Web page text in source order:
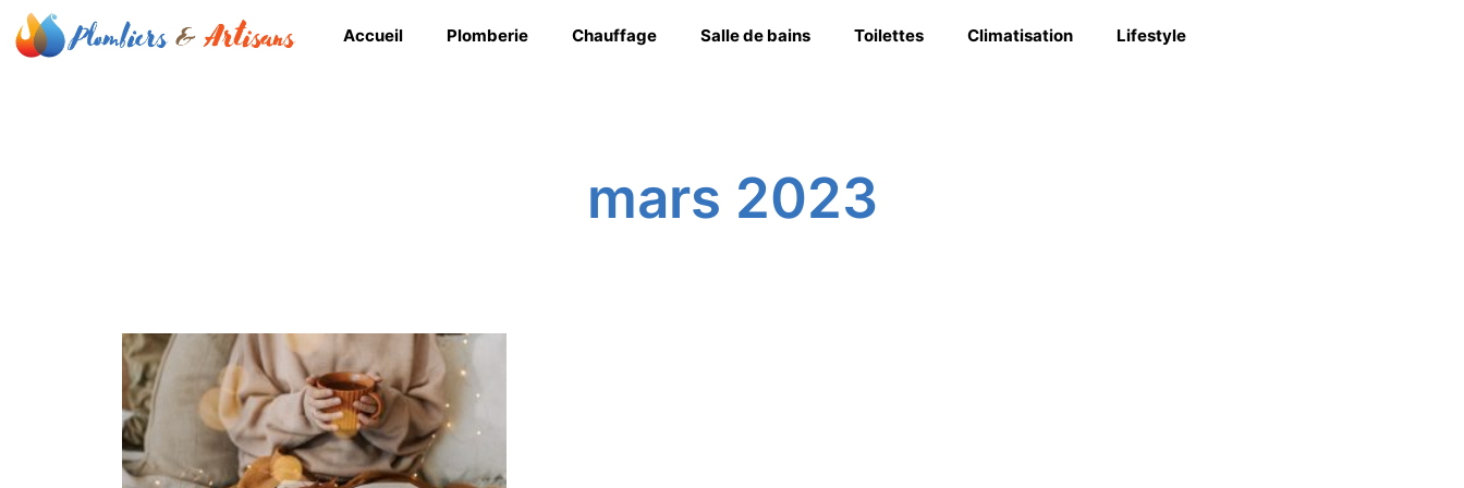
Accueil Plomberie Chauffage Salle de bains Toilettes Climatisation Lifestyle
mars 2023